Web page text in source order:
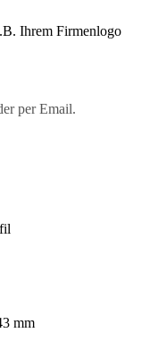
Ihrem Firmenlogo
per Email.
mm